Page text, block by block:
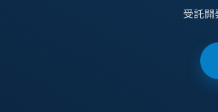
受託開